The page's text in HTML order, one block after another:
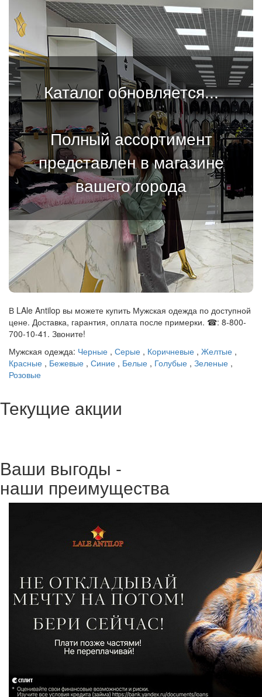
Каталог обновляется...
Полный ассортимент
представлен в магазине
вашего города
В LAle Antilop вы можете купить Мужская одежда по доступной
цене. Доставка, гарантия, оплата после примерки. ☎: 8-800-
700-10-41. Звоните!
Мужская одежда: Черные , Серые , Коричневые , Желтые ,
Красные , Бежевые , Синие , Белые , Голубые , Зеленые ,
Розовые
Текущие акции
Ваши выгоды -
наши преимущества